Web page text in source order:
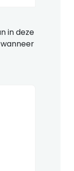
in deze